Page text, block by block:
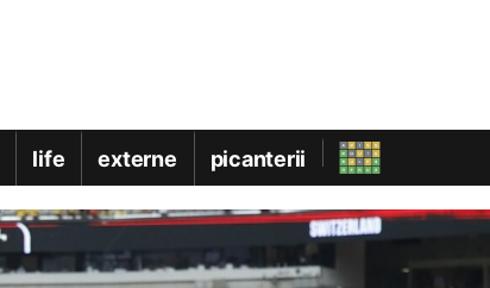
life externe picanterii